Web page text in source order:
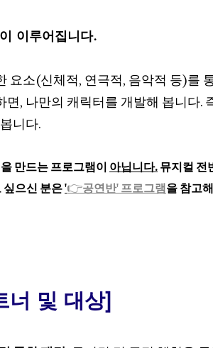
이루어집니다.
요소(신체적, 연극적, 음악적 등)를
면, 나만의 캐릭터를 개발해 봅니다.
니다.
만드는 프로그램이 아닙니다. 뮤지컬 전
싶으신 분은'👉공연반' 프로그램 을 참고
너 및 대상]